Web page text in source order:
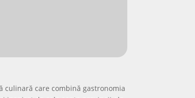
culinară care combină gastronomia